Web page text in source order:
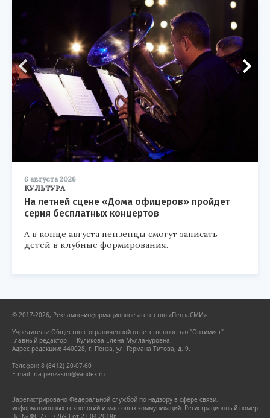
6 августа 2026
КУЛЬТУРА
На летней сцене «Дома офицеров» пройдет
серия бесплатных концертов
А в конце августа пензенцы смогут записать
детей в клубные формирования.
© 2017-2026, Рекламно-информационное агентство «ПензаСМИ».
Учредитель: Общество с ограниченной ответственностью "Оптимист".
Главный редактор — Куликова Елена Муллануровна.
Адрес редакции: 440028, г. Пенза, ул. Германа Титова, д. 9.
Телефон: 8 (8412) 20-07-60
E-mail: ria.penzasmi@yandex.ru
Зарегистрировано Федеральной службой по надзору в сфере связи,
информационных технологий и массовых коммуникаций. Регистрационный номер
ЭЛ № ФС 77 - 72693 от 23.04.2018г.